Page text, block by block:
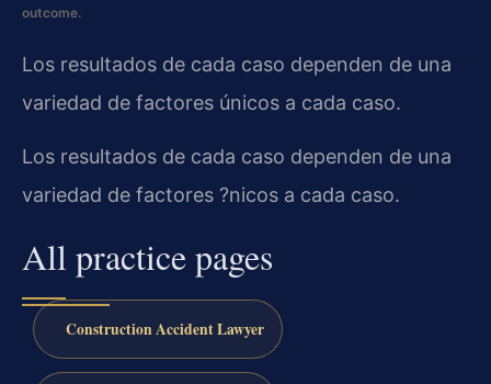
outcome.
Los resultados de cada caso dependen de una
variedad de factores únicos a cada caso.
Los resultados de cada caso dependen de una
variedad de factores ?nicos a cada caso.
All practice pages
Construction Accident Lawyer